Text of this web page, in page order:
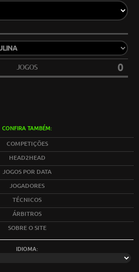
JOGOS 0
CONFIRA TAMBÉM:
COMPETIÇÕES
HEAD2HEAD
JOGOS POR DATA
JOGADORES
TÉCNICOS
ÁRBITROS
SOBRE O SITE
IDIOMA: